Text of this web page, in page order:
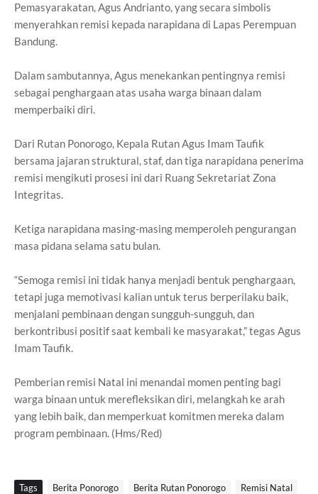
Pemasyarakatan, Agus Andrianto, yang secara simbolis
menyerahkan remisi kepada narapidana di Lapas Perempuan
Bandung.
Dalam sambutannya, Agus menekankan pentingnya remisi
sebagai penghargaan atas usaha warga binaan dalam
memperbaiki diri.
Dari Rutan Ponorogo, Kepala Rutan Agus Imam Taufik
bersama jajaran struktural, staf, dan tiga narapidana penerima
remisi mengikuti prosesi ini dari Ruang Sekretariat Zona
Integritas.
Ketiga narapidana masing-masing memperoleh pengurangan
masa pidana selama satu bulan.
“Semoga remisi ini tidak hanya menjadi bentuk penghargaan,
tetapi juga memotivasi kalian untuk terus berperilaku baik,
menjalani pembinaan dengan sungguh-sungguh, dan
berkontribusi positif saat kembali ke masyarakat,” tegas Agus
Imam Taufik.
Pemberian remisi Natal ini menandai momen penting bagi
warga binaan untuk merefleksikan diri, melangkah ke arah
yang lebih baik, dan memperkuat komitmen mereka dalam
program pembinaan. (Hms/Red)
Tags Berita Ponorogo Berita Rutan Ponorogo Remisi Natal